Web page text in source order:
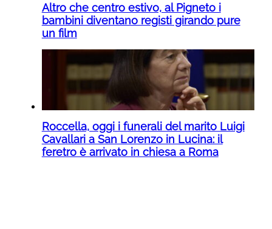
Altro che centro estivo, al Pigneto i
bambini diventano registi girando pure
un film
Roccella, oggi i funerali del marito Luigi
Cavallari a San Lorenzo in Lucina: il
feretro è arrivato in chiesa a Roma